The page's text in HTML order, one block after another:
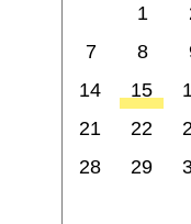
1
7
8
14
15
21
22
28
29